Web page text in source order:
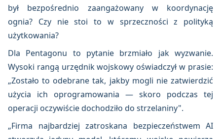
był bezpośrednio zaangażowany w koordynację
ognia? Czy nie stoi to w sprzeczności z polityką
użytkowania?
Dla Pentagonu to pytanie brzmiało jak wyzwanie.
Wysoki rangą urzędnik wojskowy oświadczył w prasie:
„Zostało to odebrane tak, jakby mogli nie zatwierdzić
użycia ich oprogramowania — skoro podczas tej
operacji oczywiście dochodziło do strzelaniny".
„Firma najbardziej zatroskana bezpieczeństwem AI